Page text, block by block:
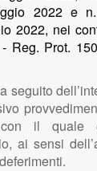
2022 e
2022, nei
Reg. Prot.
seguito
con il quale
ai sensi